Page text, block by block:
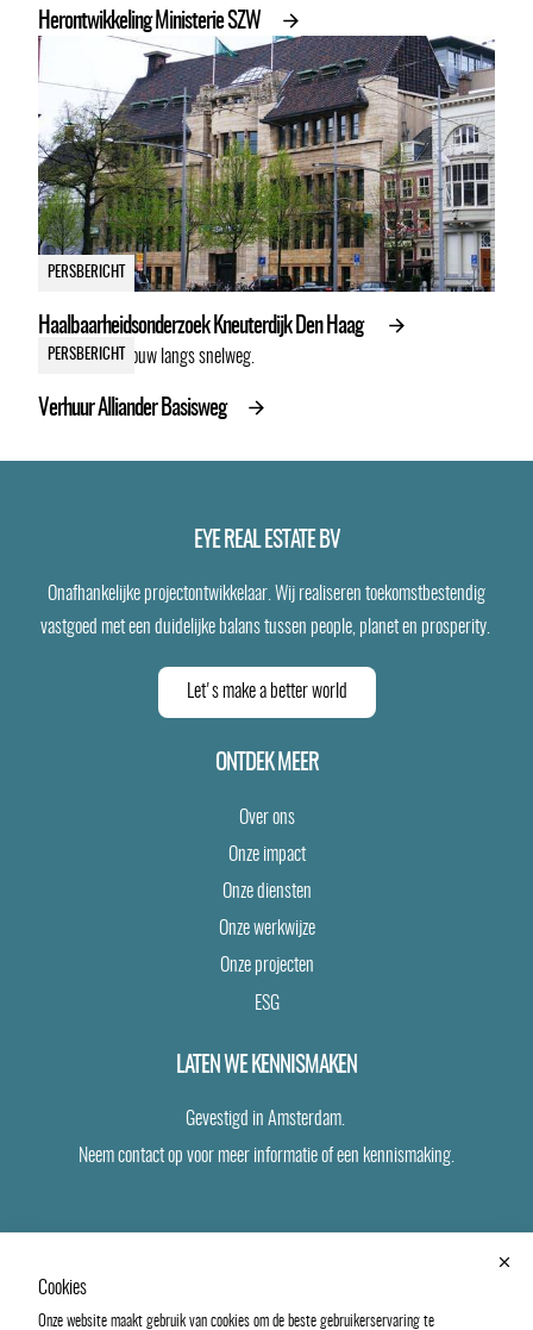
Cookies
Onze website maakt gebruik van cookies om de beste gebruikerservaring te
Herontwikkeling Ministerie SZW
PERSBERICHT
Haalbaarheidsonderzoek Kneuterdijk Den Haag
PERSBERICHT
Verhuur Alliander Basisweg
EYE REAL ESTATE BV
Onafhankelijke projectontwikkelaar. Wij realiseren toekomstbestendig
vastgoed met een duidelijke balans tussen people, planet en prosperity.
Let's make a better world
ONTDEK MEER
Over ons
Onze impact
Onze diensten
Onze werkwijze
Onze projecten
ESG
LATEN WE KENNISMAKEN
Gevestigd in Amsterdam.
Neem contact op voor meer informatie of een kennismaking.
(opent